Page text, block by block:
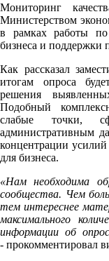
Мониторинг
Министерством
в рамках работы по
бизнеса и поддержки
Как рассказал
итогам опроса
решения
Подобный
слабые точки,
административным
концентрации
для бизнеса.
«Нам необходима
сообщества. Чем
тем интереснее
максимального
информации об
- прокомментировал